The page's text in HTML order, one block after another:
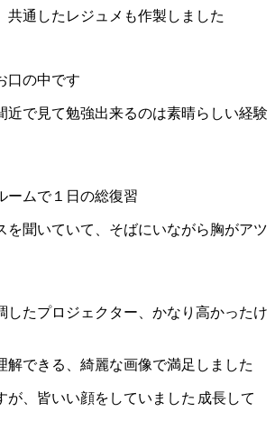
共通したレジュメも作製しました
口の中です
近で見て勉強出来るのは素晴らしい経験
ームで１日の総復習
を聞いていて、そばにいながら胸がアツ
したプロジェクター、かなり高かったけ
解できる、綺麗な画像で満足しました
が、皆いい顔をしていました 成長して